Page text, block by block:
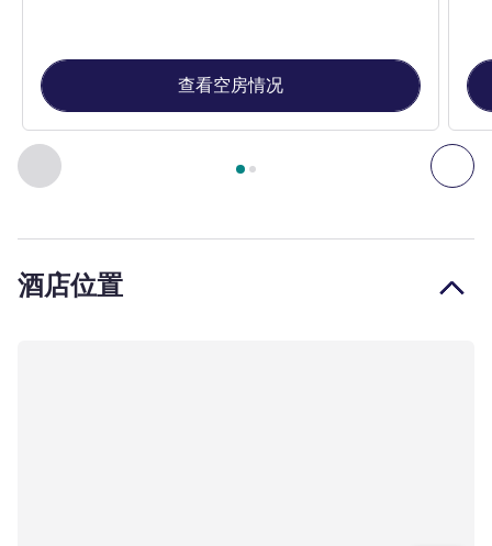
上一个 - 客房 下
第 页，共 , 客房 1 : 标准房，配备 1 张双人床 , 客房 2 :
查看空房情况
酒店位置